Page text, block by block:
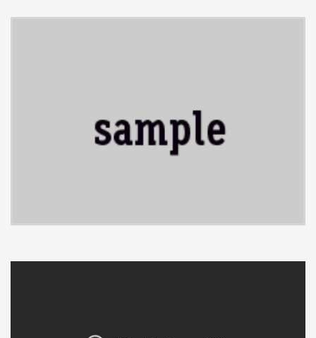
laoreet. Donec lacus nunc, viverra nec, blandit vel, egestas et,